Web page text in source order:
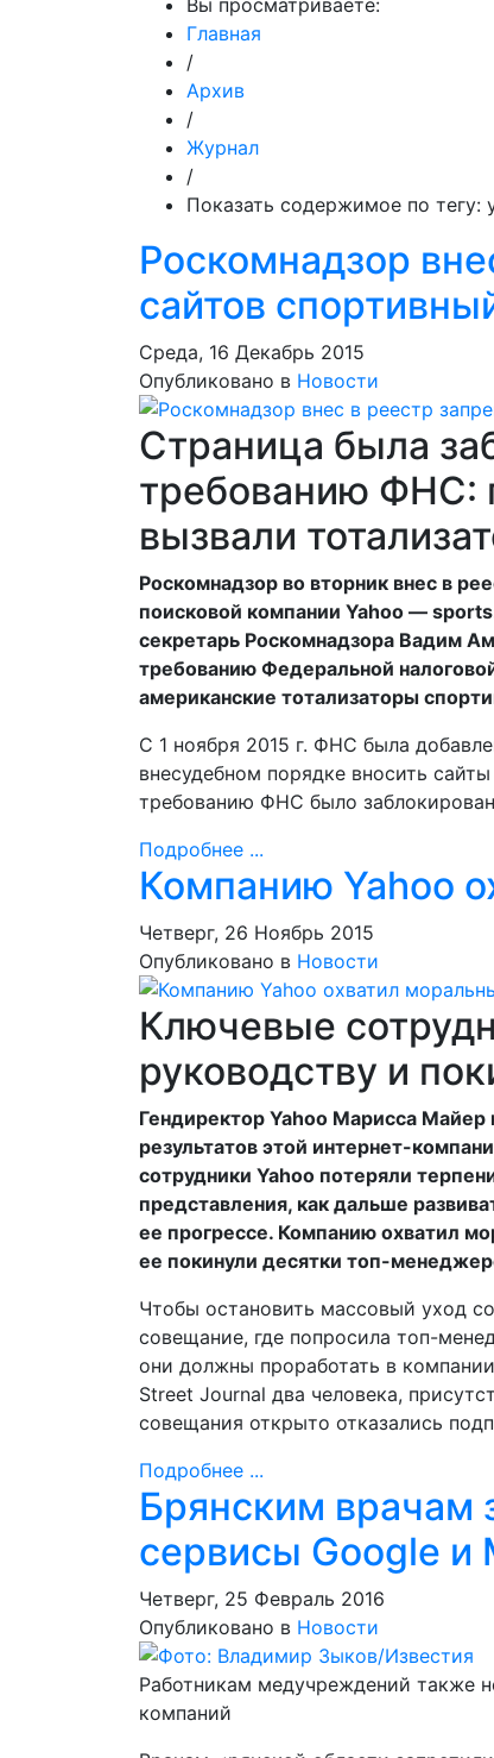
Вы просматриваете:
Главная
/
Архив
/
Журнал
/
Показать содержимое по тегу:
Роскомнадзор
сайтов
Среда, 16 Декабрь 2015
Опубликовано в Новости
Страница была
требованию ФНС:
вызвали
Роскомнадзор во вторник внес в
поисковой компании Yahoo —
секретарь Роскомнадзора Вадим
требованию Федеральной
американские тотализаторы
С 1 ноября 2015 г. ФНС была
внесудебном порядке вносить
требованию ФНС было
Подробнее ...
Компанию Yahoo
Четверг, 26 Ноябрь 2015
Опубликовано в Новости
Ключевые
руководству и
Гендиректор Yahoo Марисса Майер
результатов этой интернет-
сотрудники Yahoo потеряли
представления, как дальше
ее прогрессе. Компанию охватил
ее покинули десятки топ-
Чтобы остановить массовый уход
совещание, где попросила топ-
они должны проработать в
Street Journal два человека,
совещания открыто отказались
Подробнее ...
Брянским врачам
сервисы Google и
Четверг, 25 Февраль 2016
Опубликовано в Новости
Работникам медучреждений также
компаний